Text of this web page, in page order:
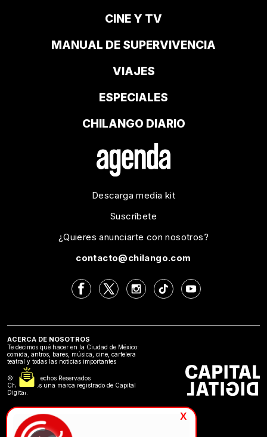
CINE Y TV
MANUAL DE SUPERVIVENCIA
VIAJES
ESPECIALES
CHILANGO DIARIO
Descarga media kit
Suscríbete
¿Quieres anunciarte con nosotros?
contacto@chilango.com
ACERCA DE NOSOTROS
Te decimos qué hacer en la Ciudad de México:
comida, antros, bares, música, cine, cartelera
teatral y todas las noticias importantes
©2024 Derechos Reservados
Chilango es una marca registrado de Capital
Digital.
x